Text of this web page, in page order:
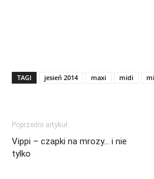
TAGI jesień 2014 maxi midi
Poprzedni artykuł
Vippi – czapki na mrozy… i nie
tylko